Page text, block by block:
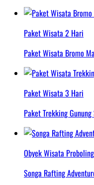
Paket Wisata 2 Hari
Paket Wisata Bromo
Paket Wisata 3 Hari
Paket Trekking
Obyek Wisata
Songa Rafting